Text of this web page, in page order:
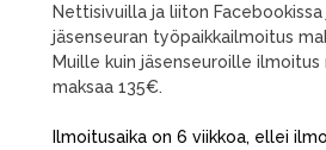
Nettisivuilla ja liiton
jäsenseuran työpaikkailmoitus
Muille kuin jäsenseuroille
maksaa 135€.
Ilmoitusaika on 6 viikkoa, ellei